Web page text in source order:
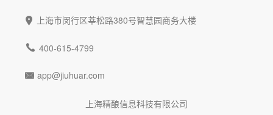
 上海市闵行区莘松路380号智慧园商务大楼
 400-615-4799
 app@jiuhuar.com
上海精酿信息科技有限公司